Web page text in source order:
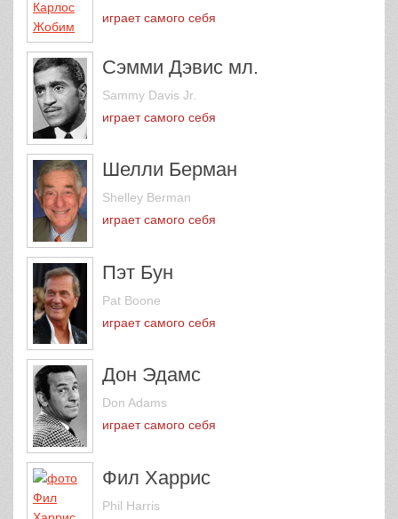
играет самого себя
Сэмми Дэвис мл.
Sammy Davis Jr.
играет самого себя
Шелли Берман
Shelley Berman
играет самого себя
Пэт Бун
Pat Boone
играет самого себя
Дон Эдамс
Don Adams
играет самого себя
Фил Харрис
Phil Harris